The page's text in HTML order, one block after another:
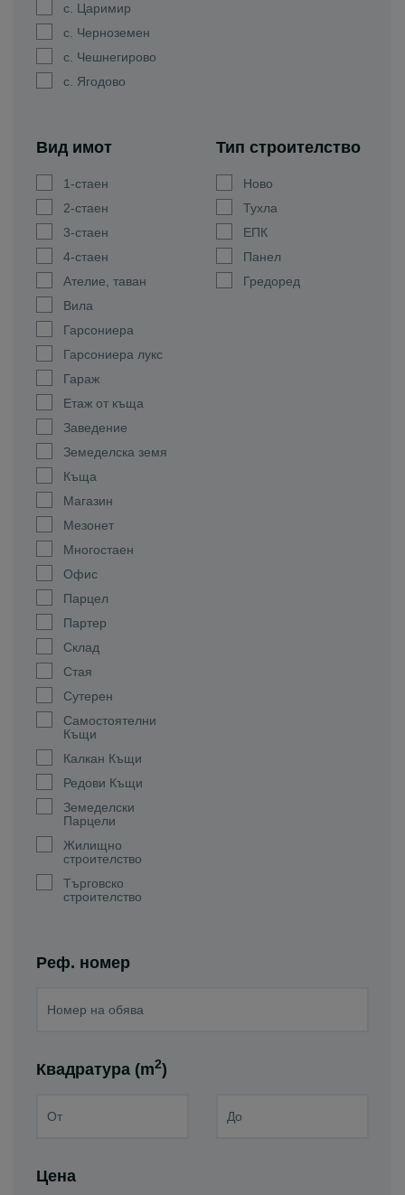
с. Царимир
с. Черноземен
с. Чешнегирово
с. Ягодово
Вид имот
1-стаен
2-стаен
3-стаен
4-стаен
Ателие, таван
Вила
Гарсониера
Гарсониера лукс
Гараж
Етаж от къща
Заведение
Земеделска земя
Къща
Магазин
Мезонет
Многостаен
Офис
Парцел
Партер
Склад
Стая
Сутерен
Самостоятелни
Къщи
Калкан Къщи
Редови Къщи
Земеделски
Парцели
Жилищно
строителство
Търговско
строителство
Тип строителство
Ново
Тухла
ЕПК
Панел
Гредоред
Реф. номер
Квадратура (m2)
Цена